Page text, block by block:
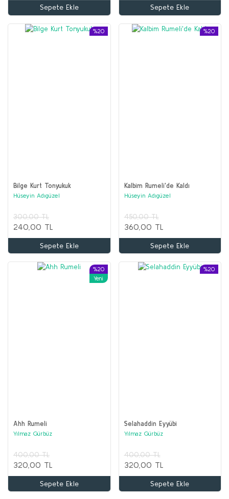
Sepete Ekle Sepete Ekle
%20
Bilge Kurt Tonyukuk
Hüseyin Adıgüzel
300,00 TL
240,00 TL
Sepete Ekle
%20
Kalbim Rumeli'de Kaldı
Hüseyin Adıgüzel
450,00 TL
360,00 TL
Sepete Ekle
%20
Yeni
Ahh Rumeli
Yılmaz Gürbüz
400,00 TL
320,00 TL
Sepete Ekle
%20
Selahaddin Eyyübi
Yılmaz Gürbüz
400,00 TL
320,00 TL
Sepete Ekle